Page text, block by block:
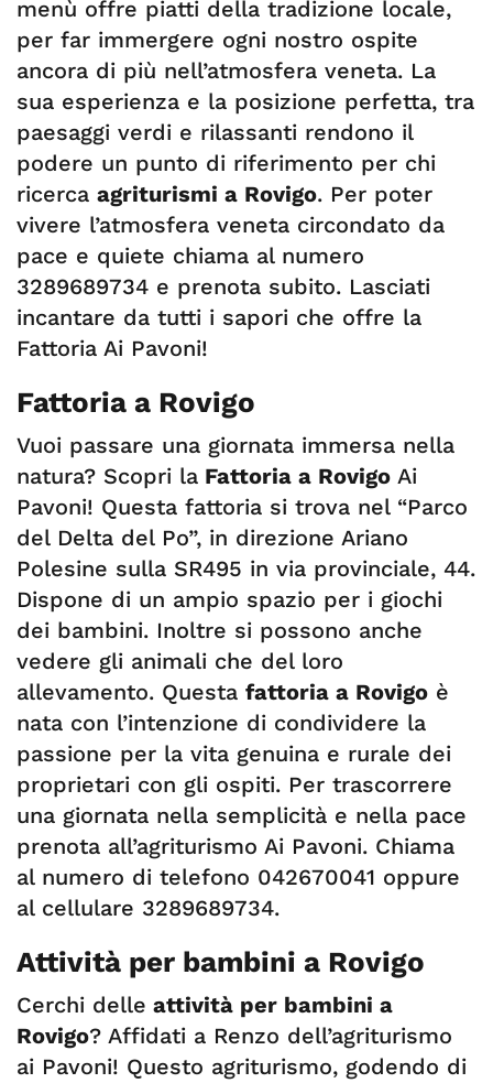
menù offre piatti della tradizione locale,
per far immergere ogni nostro ospite
ancora di più nell’atmosfera veneta. La
sua esperienza e la posizione perfetta, tra
paesaggi verdi e rilassanti rendono il
podere un punto di riferimento per chi
ricerca agriturismi a Rovigo. Per poter
vivere l’atmosfera veneta circondato da
pace e quiete chiama al numero
3289689734 e prenota subito. Lasciati
incantare da tutti i sapori che offre la
Fattoria Ai Pavoni!
Fattoria a Rovigo
Vuoi passare una giornata immersa nella
natura? Scopri la Fattoria a Rovigo Ai
Pavoni! Questa fattoria si trova nel “Parco
del Delta del Po”, in direzione Ariano
Polesine sulla SR495 in via provinciale, 44.
Dispone di un ampio spazio per i giochi
dei bambini. Inoltre si possono anche
vedere gli animali che del loro
allevamento. Questa fattoria a Rovigo è
nata con l’intenzione di condividere la
passione per la vita genuina e rurale dei
proprietari con gli ospiti. Per trascorrere
una giornata nella semplicità e nella pace
prenota all’agriturismo Ai Pavoni. Chiama
al numero di telefono 042670041 oppure
al cellulare 3289689734.
Attività per bambini a Rovigo
Cerchi delle attività per bambini a
Rovigo? Affidati a Renzo dell’agriturismo
ai Pavoni! Questo agriturismo, godendo di